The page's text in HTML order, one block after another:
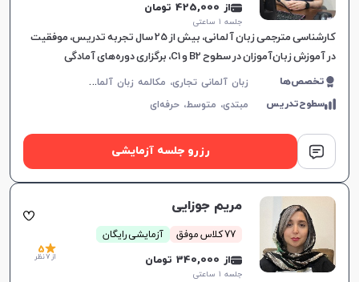
از 425,000 تومان
جلسه ۱ ساعتی
کارشناسی مترجمی زبان آلمانی، بیش از 25 سال تجربه تدریس، موفقیت
در آموزش زبان‌آموزان در سطوح B2 و C1، برگزاری دوره‌های آمادگی
آزمون‌های تخصصی، تدریس در آموزشگاه‌های معتبر
تخصص‌ها ز
بان آلمانی تجاری، مکالمه زبان آلمانی، زبان آلمانی عمومی، DSH، TestDaF، ÖSD، Goethe
سطوح‌تدریس مبتدی، متوسط،حرفه‌ای
رزرو جلسه آزمایشی
مریم جوزایی
77 کلاس موفق آزمایشی رایگان
از 340,000 تومان
جلسه ۱ ساعتی
5
از 7 نظر